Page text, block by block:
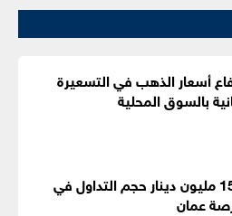
أسعار الذهب في التسعيرة
بالسوق المحلية
15.5 مليون دينار حجم التداول في
عمان